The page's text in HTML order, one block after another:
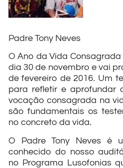
Padre Tony Neves
O Ano da Vida
dia 30 de novembro e vai
de fevereiro de 2016. Um
para refletir e
vocação consagrada na
são fundamentais os
no concreto da vida.
O Padre Tony Neves é
conhecido do nosso
no Programa Lusofonias